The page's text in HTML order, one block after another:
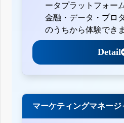
ータプラットフォー
金融・データ・プロ
のうちから体験でき
Detail
マーケティングマネージ